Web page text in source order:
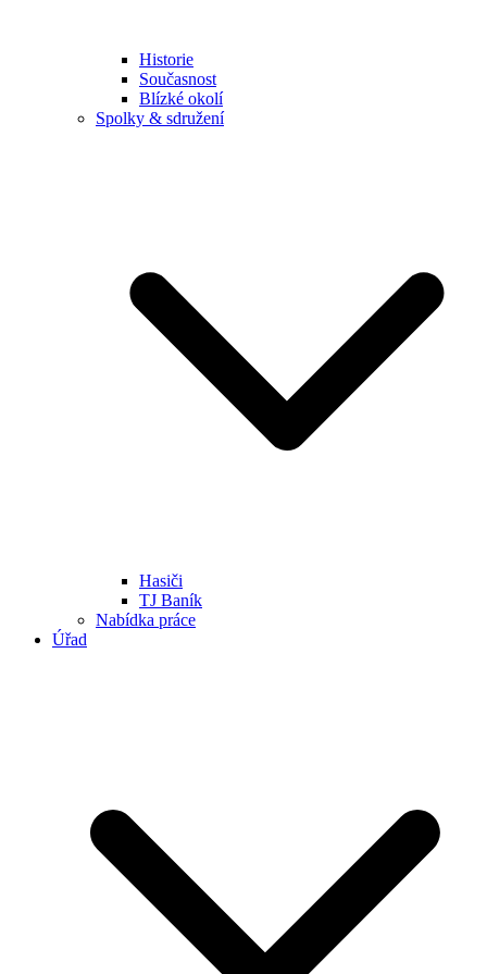
Historie
Současnost
Blízké okolí
Spolky & sdružení
Hasiči
TJ Baník
Nabídka práce
Úřad